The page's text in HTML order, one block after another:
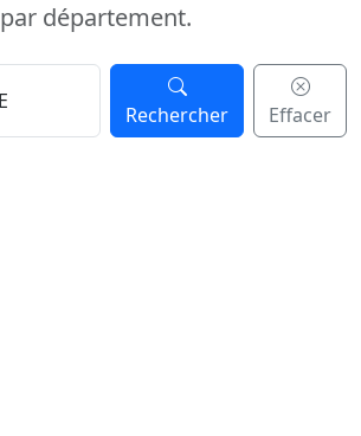
par département.
Rechercher Effacer